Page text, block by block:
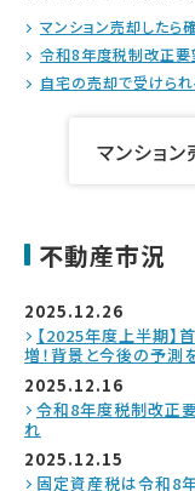
マンション売却した
令和8年度税制改正要
自宅の売却で受けら
マンショ
不動産市況
2025.12.26
【2025年度上半期】
増！背景と今後の予測
2025.12.16
令和8年度税制改正
れ
2025.12.15
固定資産税は令和8